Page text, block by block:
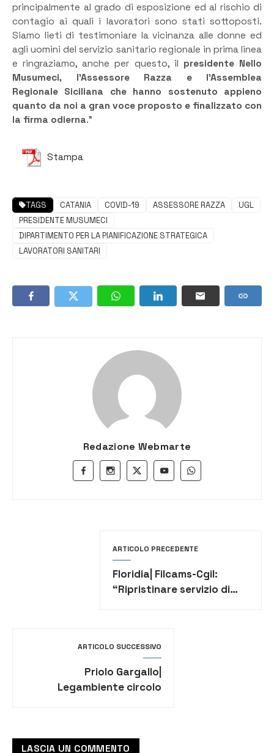
principalmente al grado di esposizione ed al rischio di
contagio ai quali i lavoratori sono stati sottoposti.
Siamo lieti di testimoniare la vicinanza alle donne ed
agli uomini del servizio sanitario regionale in prima linea
e ringraziamo, anche per questo, il presidente Nello
Musumeci, l’Assessore Razza e l’Assemblea
Regionale Siciliana che hanno sostenuto appieno
quanto da noi a gran voce proposto e finalizzato con
la firma odierna.”
Stampa
TAGS CATANIA COVID-19 ASSESSORE RAZZA
UGL
PRESIDENTE MUSUMECI
DIPARTIMENTO PER LA PIANIFICAZIONE STRATEGICA
LAVORATORI SANITARI
Redazione Webmarte
ARTICOLO PRECEDENTE
Floridia| Filcams-Cgil:
“Ripristinare servizio di
ARTICOLO SUCCESSIVO
Priolo Gargallo|
Legambiente circolo
LASCIA UN COMMENTO